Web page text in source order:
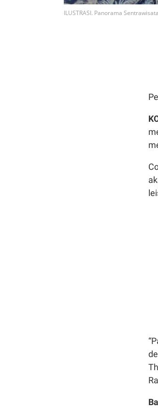
ILUSTRASI. Panorama